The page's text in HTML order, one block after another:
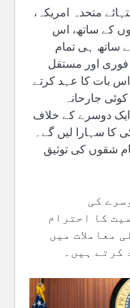
متحدہ امریکہ،
کے ساتھ، اس
ساتھ ہی تمام
اور مستقل
اس بات کا عہد کرتے
جارحانہ
ایک دوسرے کے خلاف
کا سہارا لیں گے۔
شقوں کی توثیق
کی
کا احترام
معاملات میں
کرتے ہیں۔